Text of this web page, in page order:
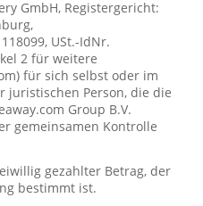
GmbH, Registergericht:
USt.-IdNr.
2 für weitere
für sich selbst oder im
juristischen Person, die die
Group B.V.
gemeinsamen Kontrolle
gezahlter Betrag, der
bestimmt ist.